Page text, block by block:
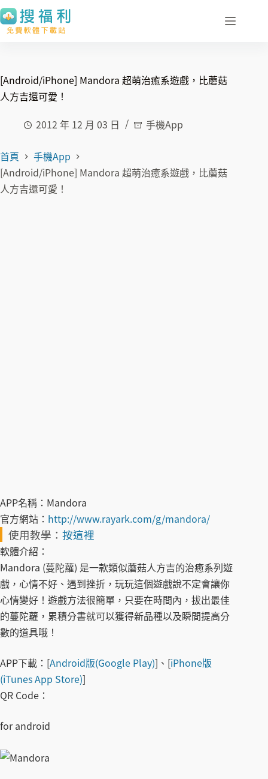
跳
至
容
[Android/iPhone] Mandora 超萌治癒系遊戲，比蘑菇
人方吉還可愛！
2012 年 12 月 03 日
手機App
首頁
手機App
[Android/iPhone] Mandora 超萌治癒系遊戲，比蘑菇
人方吉還可愛！
APP名稱： Mandora
官方網站： http://www.rayark.com/g/mandora/
使用教學： 按這裡
軟體介紹：
Mandora (蔓陀蘿) 是一款類似蘑菇人方吉的治癒系列遊
戲，心情不好、遇到挫折，玩玩這個遊戲說不定會讓你
心情變好！遊戲方法很簡單，只要在時間內，拔出最佳
的蔓陀蘿，累積分書就可以獲得新品種以及瞬間提高分
數的道具哦！
APP下載： [Android版(Google Play)]、[iPhone版
(iTunes App Store)]
QR Code：
for android